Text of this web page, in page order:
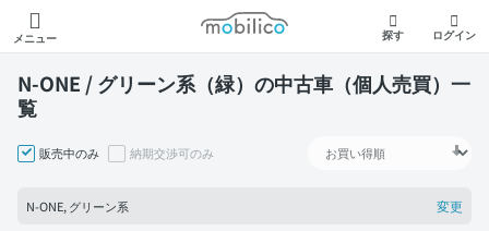
メニュー
モビリコ
探す ログイン
N-ONE / グリーン系（緑）の中古車（個人売買）一
覧
販売中のみ 納期交渉可のみ
N-ONE, グリーン系 変更